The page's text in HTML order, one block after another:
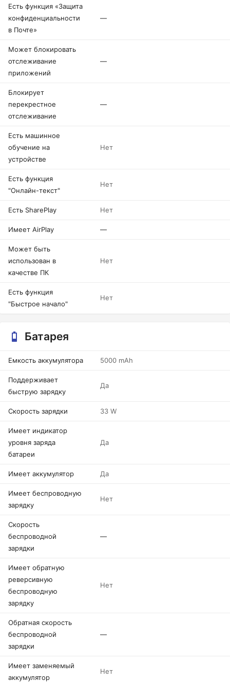
Есть функция «Защита
конфиденциальности
в Почте»
—
Может блокировать
отслеживание
приложений
—
Блокирует
перекрестное
отслеживание
—
Есть машинное
обучение на
устройстве
Нет
Есть функция
"Онлайн-текст"
Нет
Есть SharePlay Нет
Имеет AirPlay —
Может быть
использован в
качестве ПК
Нет
Есть функция
"Быстрое начало"
Нет
Батарея
Емкость аккумулятора 5000 mAh
Поддерживает
быструю зарядку
Да
Скорость зарядки 33 W
Имеет индикатор
уровня заряда
батареи
Да
Имеет аккумулятор Да
Имеет беспроводную
зарядку
Нет
Скорость
беспроводной
зарядки
—
Имеет обратную
реверсивную
беспроводную
зарядку
Нет
Обратная скорость
беспроводной
зарядки
—
Имеет заменяемый
аккумулятор
Нет